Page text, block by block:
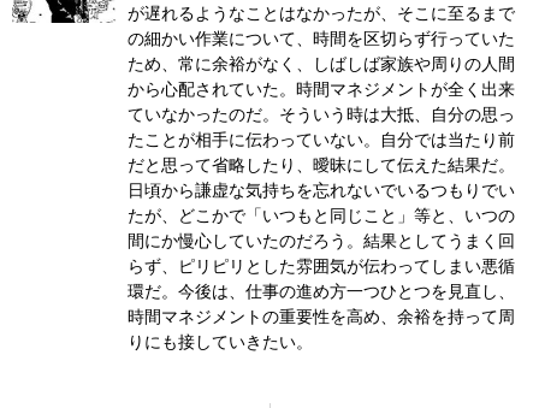
が遅れるようなことはなかったが、そこに至るまで
の細かい作業について、時間を区切らず行っていた
ため、常に余裕がなく、しばしば家族や周りの人間
から心配されていた。時間マネジメントが全く出来
ていなかったのだ。そういう時は大抵、自分の思っ
たことが相手に伝わっていない。自分では当たり前
だと思って省略したり、曖昧にして伝えた結果だ。
日頃から謙虚な気持ちを忘れないでいるつもりでい
たが、どこかで「いつもと同じこと」等と、いつの
間にか慢心していたのだろう。結果としてうまく回
らず、ピリピリとした雰囲気が伝わってしまい悪循
環だ。今後は、仕事の進め方一つひとつを見直し、
時間マネジメントの重要性を高め、余裕を持って周
りにも接していきたい。